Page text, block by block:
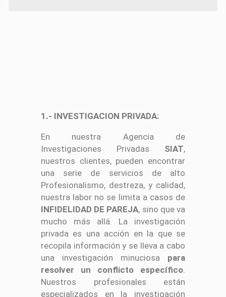
1.- INVESTIGACION PRIVADA:
En nuestra Agencia de
Investigaciones Privadas SIAT,
nuestros clientes, pueden encontrar
una serie de servicios de alto
Profesionalismo, destreza, y calidad,
nuestra labor no se limita a casos de
INFIDELIDAD DE PAREJA, sino que va
mucho más allá. La investigación
privada es una acción en la que se
recopila información y se lleva a cabo
una investigación minuciosa para
resolver un conflicto específico
Nuestros profesionales están
especializados en la investigación